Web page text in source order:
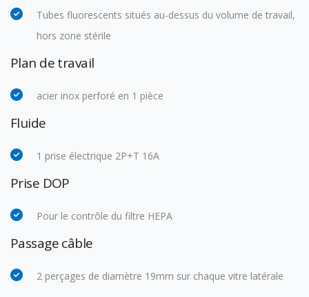
Tubes fluorescents situés au-dessus du volume de travail,
hors zone stérile
Plan de travail
acier inox perforé en 1 pièce
Fluide
1 prise électrique 2P+T 16A
Prise DOP
Pour le contrôle du filtre HEPA
Passage câble
2 perçages de diamètre 19mm sur chaque vitre latérale